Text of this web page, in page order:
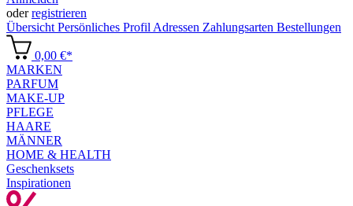
oderregistrieren
Übersicht Persönliches Profil Adressen Zahlungsarten Bestellungen
0,00 €*
MARKEN
PARFUM
MAKE-UP
PFLEGE
HAARE
MÄNNER
HOME & HEALTH
Geschenksets
Inspirationen